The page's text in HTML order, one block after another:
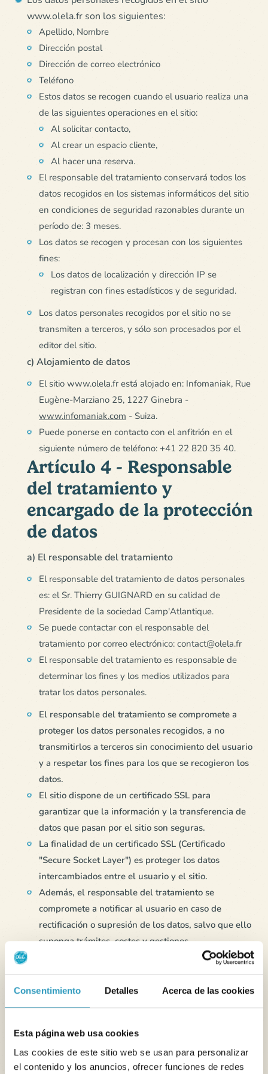
Consentimiento Detalles Acerca de las cookies
Esta página web usa cookies
Las cookies de este sitio web se usan para personalizar
el contenido y los anuncios, ofrecer funciones de redes
www.olela.fr son los siguientes:
Apellido, Nombre
Dirección postal
Dirección de correo electrónico
Teléfono
Estos datos se recogen cuando el usuario realiza una
de las siguientes operaciones en el sitio:
Al solicitar contacto,
Al crear un espacio cliente,
Al hacer una reserva.
El responsable del tratamiento conservará todos los
datos recogidos en los sistemas informáticos del sitio
en condiciones de seguridad razonables durante un
período de: 3 meses.
Los datos se recogen y procesan con los siguientes
fines:
Los datos de localización y dirección IP se
registran con fines estadísticos y de seguridad.
Los datos personales recogidos por el sitio no se
transmiten a terceros, y sólo son procesados por el
editor del sitio.
c) Alojamiento de datos
El sitio www.olela.fr está alojado en: Infomaniak, Rue
Eugène-Marziano 25, 1227 Ginebra -
www.infomaniak.com - Suiza.
Puede ponerse en contacto con el anfitrión en el
siguiente número de teléfono: +41 22 820 35 40.
Artículo 4 - Responsable
del tratamiento y
encargado de la protección
de datos
a) El responsable del tratamiento
El responsable del tratamiento de datos personales
es: el Sr. Thierry GUIGNARD en su calidad de
Presidente de la sociedad Camp'Atlantique.
Se puede contactar con el responsable del
tratamiento por correo electrónico: contact@olela.fr
El responsable del tratamiento es responsable de
determinar los fines y los medios utilizados para
tratar los datos personales.
El responsable del tratamiento se compromete a
proteger los datos personales recogidos, a no
transmitirlos a terceros sin conocimiento del usuario
y a respetar los fines para los que se recogieron los
datos.
El sitio dispone de un certificado SSL para
garantizar que la información y la transferencia de
datos que pasan por el sitio son seguras.
La finalidad de un certificado SSL (Certificado
"Secure Socket Layer") es proteger los datos
intercambiados entre el usuario y el sitio.
Además, el responsable del tratamiento se
compromete a notificar al usuario en caso de
rectificación o supresión de los datos, salvo que ello
suponga trámites, costes y gestiones
En el caso de que se vea comprometida la
integridad, confidencialidad o seguridad de los
datos personales del usuario, el responsable del
por cualquier medio.
c) El Delegado de Protección de Datos